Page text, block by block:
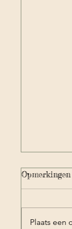
Opmerkingen
Plaats een